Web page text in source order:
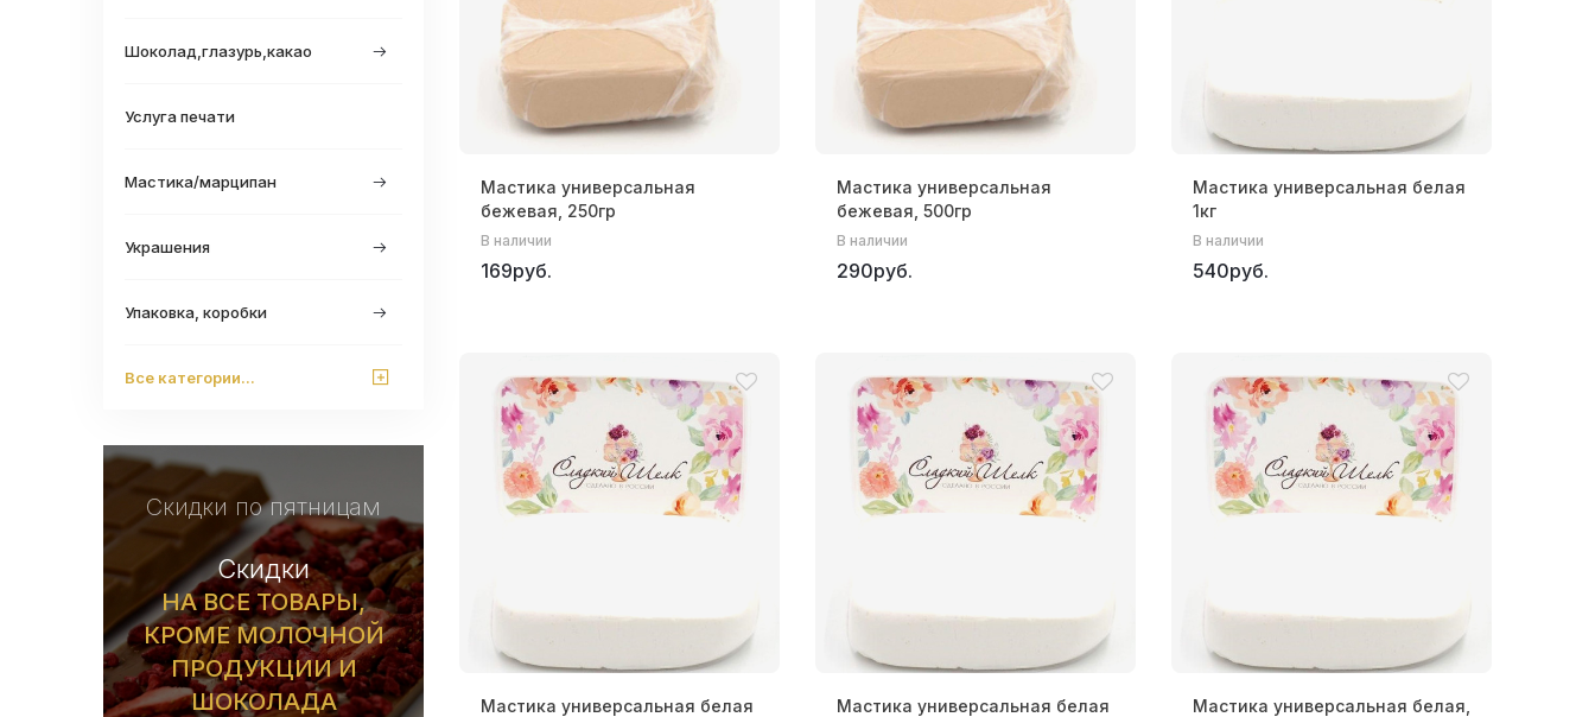
Шоколад,глазурь,какао
Услуга печати
Мастика/марципан
Украшения
Упаковка, коробки
Все категории...
Скидки по пятницам
Скидки
НА ВСЕ ТОВАРЫ,
КРОМЕ МОЛОЧНОЙ
ПРОДУКЦИИ И
ШОКОЛАДА
Мастика универсальная
бежевая, 250гр
В наличии
169руб.
Мастика универсальная
бежевая, 500гр
В наличии
290руб.
Мастика универсальная белая
1кг
В наличии
540руб.
Мастика универсальная белая
Мастика универсальная белая
Мастика универсальная белая,